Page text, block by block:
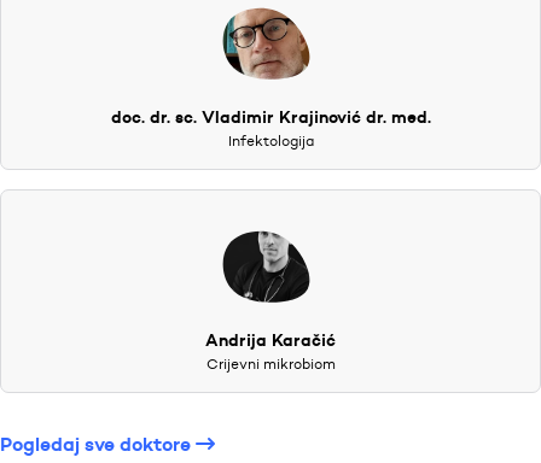
doc. dr. sc. Vladimir Krajinović dr. med.
Infektologija
Andrija Karačić
Crijevni mikrobiom
Pogledaj sve doktore